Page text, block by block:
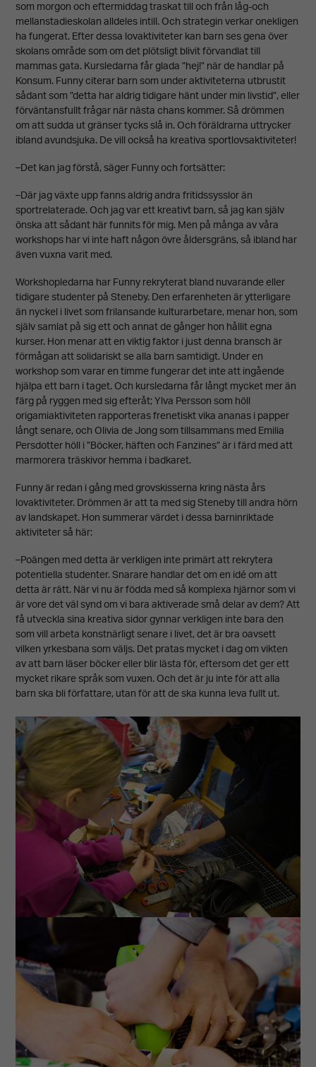
som morgon och eftermiddag traskat till och från låg-och
mellanstadieskolan alldeles intill. Och strategin verkar onekligen
ha fungerat. Efter dessa lovaktiviteter kan barn ses gena över
skolans område som om det plötsligt blivit förvandlat till
mammas gata. Kursledarna får glada ”hej!” när de handlar på
Konsum. Funny citerar barn som under aktiviteterna utbrustit
sådant som ”detta har aldrig tidigare hänt under min livstid”, eller
förväntansfullt frågar när nästa chans kommer. Så drömmen
om att sudda ut gränser tycks slå in. Och föräldrarna uttrycker
ibland avundsjuka. De vill också ha kreativa sportlovsaktiviteter!
–Det kan jag förstå, säger Funny och fortsätter:
–Där jag växte upp fanns aldrig andra fritidssysslor än
sportrelaterade. Och jag var ett kreativt barn, så jag kan själv
önska att sådant här funnits för mig. Men på många av våra
workshops har vi inte haft någon övre åldersgräns, så ibland har
även vuxna varit med.
Workshopledarna har Funny rekryterat bland nuvarande eller
tidigare studenter på Steneby. Den erfarenheten är ytterligare
än nyckel i livet som frilansande kulturarbetare, menar hon, som
själv samlat på sig ett och annat de gånger hon hållit egna
kurser. Hon menar att en viktig faktor i just denna bransch är
förmågan att solidariskt se alla barn samtidigt. Under en
workshop som varar en timme fungerar det inte att ingående
hjälpa ett barn i taget. Och kursledarna får långt mycket mer än
färg på ryggen med sig efteråt; Ylva Persson som höll
origamiaktiviteten rapporteras frenetiskt vika ananas i papper
långt senare, och Olivia de Jong som tillsammans med Emilia
Persdotter höll i ”Böcker, häften och Fanzines” är i färd med att
marmorera träskivor hemma i badkaret.
Funny är redan i gång med grovskisserna kring nästa års
lovaktiviteter. Drömmen är att ta med sig Steneby till andra hörn
av landskapet. Hon summerar värdet i dessa barninriktade
aktiviteter så här:
–Poängen med detta är verkligen inte primärt att rekrytera
potentiella studenter. Snarare handlar det om en idé om att
detta är rätt. När vi nu är födda med så komplexa hjärnor som vi
är vore det väl synd om vi bara aktiverade små delar av dem? Att
få utveckla sina kreativa sidor gynnar verkligen inte bara den
som vill arbeta konstnärligt senare i livet, det är bra oavsett
vilken yrkesbana som väljs. Det pratas mycket i dag om vikten
av att barn läser böcker eller blir lästa för, eftersom det ger ett
mycket rikare språk som vuxen. Och det är ju inte för att alla
barn ska bli författare, utan för att de ska kunna leva fullt ut.
Nödvändiga
Dessa kakor
går inte att
välja bort.
för att
hemsidan
över huvud
taget ska
fungera.
Upplevelse
För att vår
hemsida ska
prestera så
bra som
möjligt under
ditt besök.
Om du nekar
dessa
cookies
kommer viss
funktionalitet
från
hemsidan.